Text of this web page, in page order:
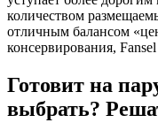
количеством
отличным балансом
консервирования,
Готовит на
выбрать?